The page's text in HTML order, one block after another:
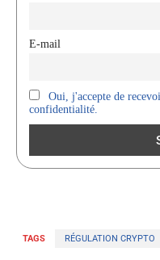
E-mail
Oui, j'accepte de
confidentialité.
TAGS RÉGULATION CRYPTO